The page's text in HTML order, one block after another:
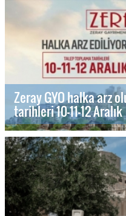
Zeray GYO halka arz
tarihleri 10-11-12 Aralık